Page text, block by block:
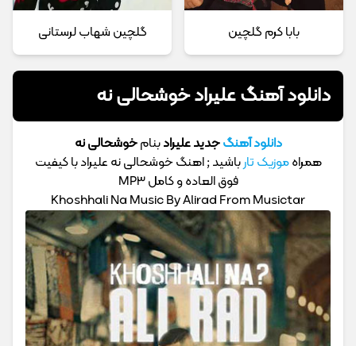
بابا کرم گلچین گلچین شهاب لرستانی
دانلود آهنگ علیراد خوشحالی نه
دانلود آهنگجدید علیرادبنامخوشحالی نه
همراهموزیک تارباشید ; اهنگ خوشحالی نه علیراد با کیفیت
فوق العاده و کامل MP3
Khoshhali Na Music By Alirad From Musictar